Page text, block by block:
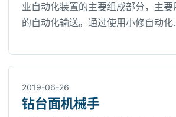
业自动化装置的主要组成部分，主
的自动化输送。通过使用小修自动
2019-06-26
钻台面机械手